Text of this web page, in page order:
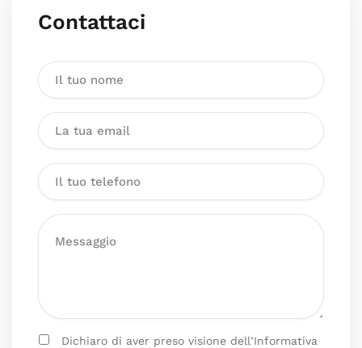
Contattaci
Dichiaro di aver preso visione dell’Informativa